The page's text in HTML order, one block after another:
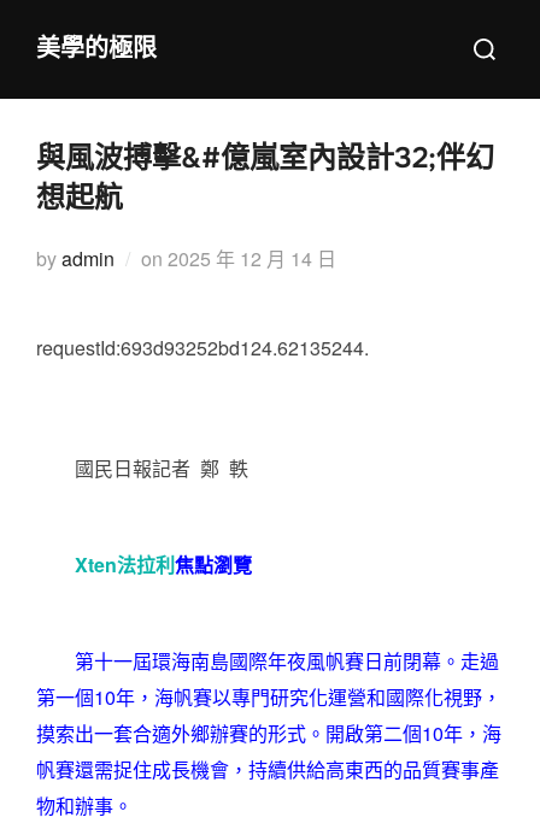
美學的極限
Search
與風波搏擊&#億嵐室內設計32;伴幻
想起航
byadmin on Posted
2025 年 12 月 14 日
requestId:693d93252bd124.62135244.
國民日報記者 鄭 軼
Xten法拉利焦點瀏覽
第十一屆環海南島國際年夜風帆賽日前閉幕。走過
第一個10年，海帆賽以專門研究化運營和國際化視野，
摸索出一套合適外鄉辦賽的形式。開啟第二個10年，海
帆賽還需捉住成長機會，持續供給高東西的品質賽事產
物和辦事。